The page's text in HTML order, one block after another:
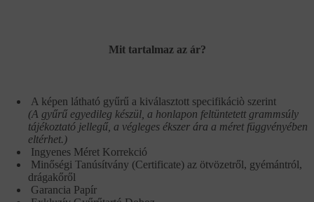
Mit tartalmaz az ár?
A képen látható gyűrű a kiválasztott specifikáciò szerint
(A gyűrű egyedileg készül, a honlapon feltüntetett grammsúly
tájékoztató jellegű, a végleges ékszer ára a méret függvényében
eltérhet.)
Ingyenes Méret Korrekció
Minőségi Tanúsítvány (Certificate) az ötvözetről, gyémántról,
drágakőről
Garancia Papír